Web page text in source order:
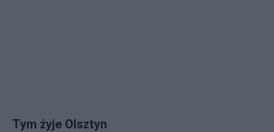
Tym żyje Olsztyn